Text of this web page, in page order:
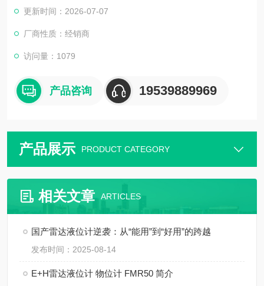
测量原理
光速运行。运行时间可以通过电子部件背转换成物位信号。一种
特殊的时间延伸方法可以确保极
更新时间：2026-07-07
厂商性质：经销商
访问量：1079
产品咨询 19539889969
产品展示 PRODUCT CATEGORY
相关文章 ARTICLES
国产雷达液位计逆袭：从“能用”到“好用”的跨越
发布时间：2025-08-14
E+H雷达液位计 物位计 FMR50 简介